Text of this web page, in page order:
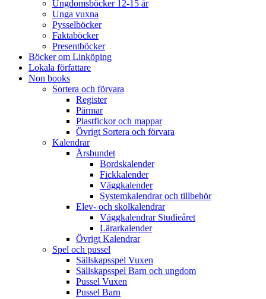
Ungdomsböcker 12-15 år
Unga vuxna
Pysselböcker
Faktaböcker
Presentböcker
Böcker om Linköping
Lokala författare
Non books
Sortera och förvara
Register
Pärmar
Plastfickor och mappar
Övrigt Sortera och förvara
Kalendrar
Årsbundet
Bordskalender
Fickkalender
Väggkalender
Systemkalendrar och tillbehör
Elev- och skolkalendrar
Väggkalendrar Studieåret
Lärarkalender
Övrigt Kalendrar
Spel och pussel
Sällskapsspel Vuxen
Sällskapsspel Barn och ungdom
Pussel Vuxen
Pussel Barn